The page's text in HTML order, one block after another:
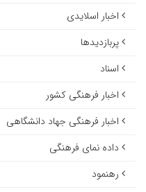
اخبار اسلایدی
پربازدیدها
اسناد
اخبار فرهنگی کشور
اخبار فرهنگی جهاد دانشگاهی
داده نمای فرهنگی
رهنمود